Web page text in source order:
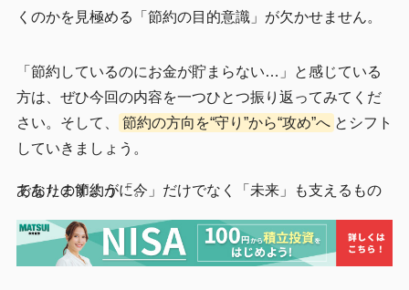
くのかを見極める「節約の目的意識」が欠かせません。
「節約しているのにお金が貯まらない…」と感じている
方は、ぜひ今回の内容を一つひとつ振り返ってみてくだ
さい。そして、
節約の方向を“守り”から“攻め”へ とシフト
していきましょう。
あなたの節約が「今」だけでなく「未来」も支えるものでありますように。